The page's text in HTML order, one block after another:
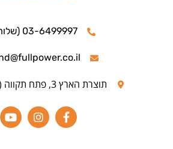
03-6499997 (שלוחה 7)
תוצרת הארץ 3, פתח תקווה (מגדלי ב.ס.ר)